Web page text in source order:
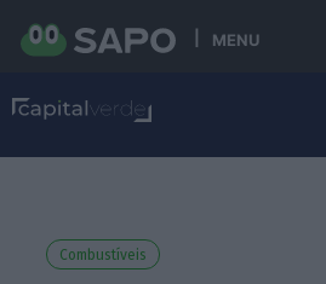
MENU
Combustíveis